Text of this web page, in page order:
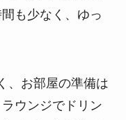
も少なく、ゆっ
、お部屋の準備は
ウンジでドリン